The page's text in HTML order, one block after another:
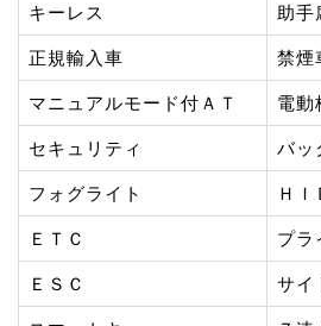
キーレス 助手
正規輸入車 禁煙
マニュアルモード付ＡＴ 電動
セキュリティ バッ
フォグライト ＨＩ
ＥＴＣ プラ
ＥＳＣ サイ